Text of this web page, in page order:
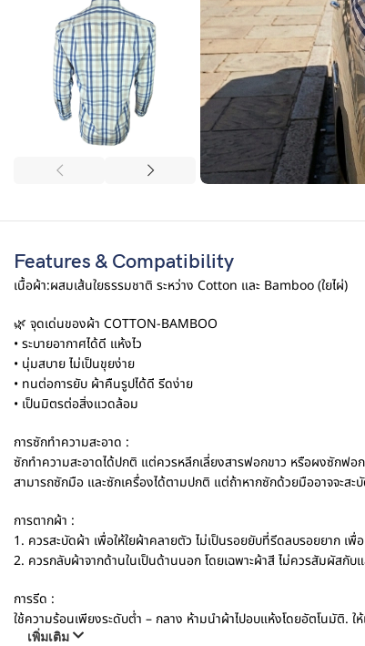
Features & Compatibility
เนื้อผ้า:ผสมเส้นใยธรรมชาติ ระหว่าง Cotton และ Bamboo (ใยไผ่)
🌿 จุดเด่นของผ้า COTTON-BAMBOO
• ระบายอากาศได้ดี แห้งไว
• นุ่มสบาย ไม่เป็นขุยง่าย
• ทนต่อการยับ ผ้าคืนรูปได้ดี รีดง่าย
• เป็นมิตรต่อสิ่งแวดล้อม
การซักทำความสะอาด :
ซักทำความสะอาดได้ปกติ แต่ควรหลีกเลี่ยงสารฟอกขาว หรือผงซักฟ
สามารถซักมือ และซักเครื่องได้ตามปกติ แต่ถ้าหากซักด้วยมืออาจจะสะ
การตากผ้า :
1. ควรสะบัดผ้า เพื่อให้ใยผ้าคลายตัว ไม่เป็นรอยยับที่รีดลบรอยยาก เพื่
2. ควรกลับผ้าจากด้านในเป็นด้านนอก โดยเฉพาะผ้าสี ไม่ควรสัมผัสกั
การรีด :
ใช้ความร้อนเพียงระดับต่ำ – กลาง ห้ามนำผ้าไปอบแห้งโดยอัตโนมัติ.
เพิ่มเติม